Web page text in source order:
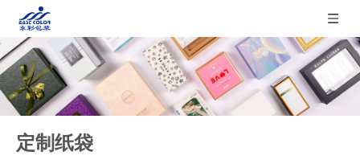
定制纸袋